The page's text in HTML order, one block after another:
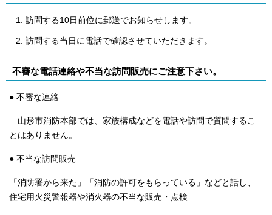
訪問する10日前位に郵送でお知らせします。
訪問する当日に電話で確認させていただきます。
不審な電話連絡や不当な訪問販売にご注意下さい。
● 不審な連絡
山形市消防本部では、家族構成などを電話や訪問で質問するこ
とはありません。
● 不当な訪問販売
「消防署から来た」「消防の許可をもらっている」などと話し、
住宅用火災警報器や消火器の不当な販売・点検